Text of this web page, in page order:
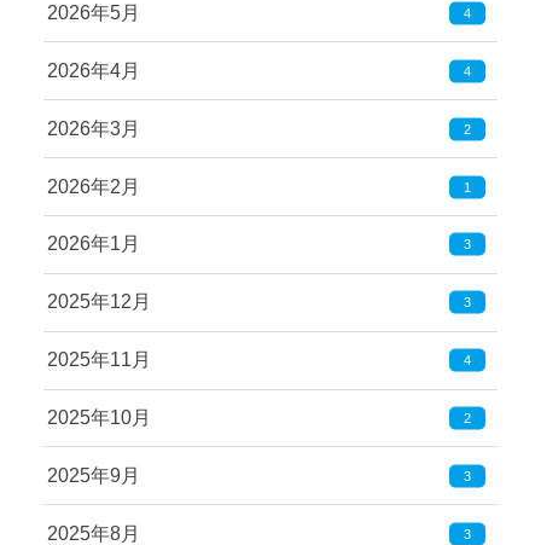
2026年5月 4
2026年4月 4
2026年3月 2
2026年2月 1
2026年1月 3
2025年12月 3
2025年11月 4
2025年10月 2
2025年9月 3
2025年8月 3